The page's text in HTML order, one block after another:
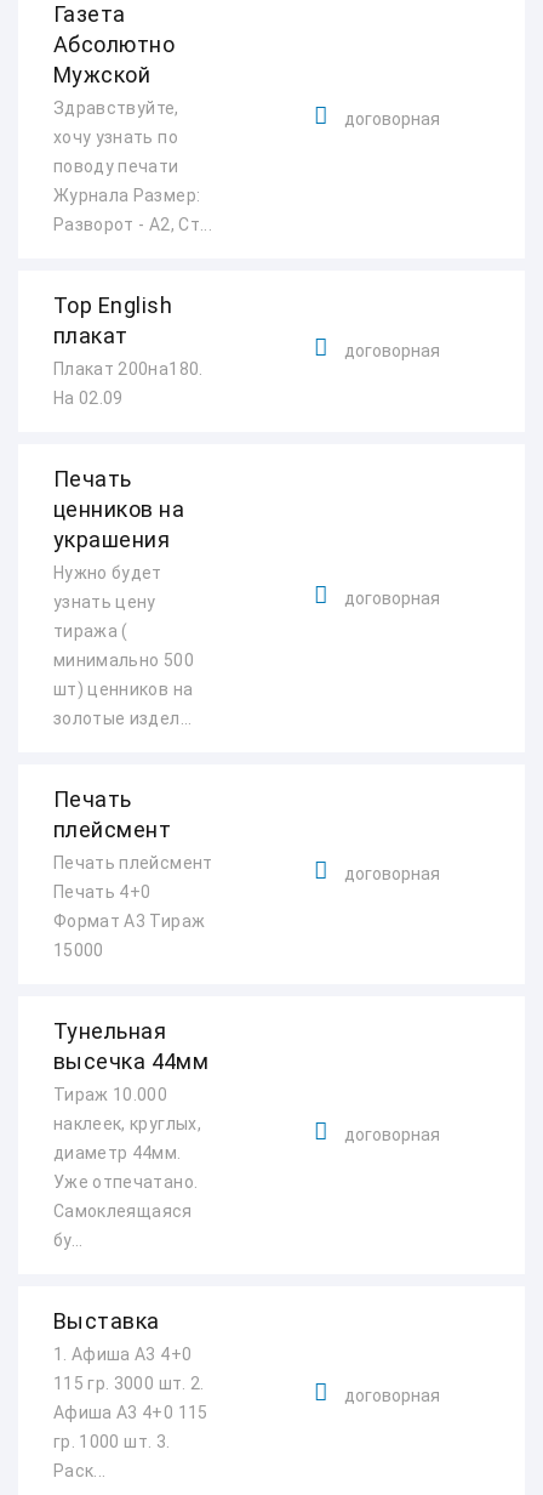
Газета
Абсолютно
Мужской
Здравствуйте,
хочу узнать по
поводу печати
Журнала Размер:
Разворот - А2, Ст...
договорная
Top English
плакат
Плакат 200на180.
На 02.09
договорная
Печать
ценников на
украшения
Нужно будет
узнать цену
тиража (
минимально 500
шт) ценников на
золотые издел...
договорная
Печать
плейсмент
Печать плейсмент
Печать 4+0
Формат А3 Тираж
15000
договорная
Тунельная
высечка 44мм
Тираж 10.000
наклеек, круглых,
диаметр 44мм.
Уже отпечатано.
Самоклеящаяся
бу...
договорная
Выставка
1. Афиша А3 4+0
115 гр. 3000 шт. 2.
Афиша А3 4+0 115
гр. 1000 шт. 3.
Раск...
договорная